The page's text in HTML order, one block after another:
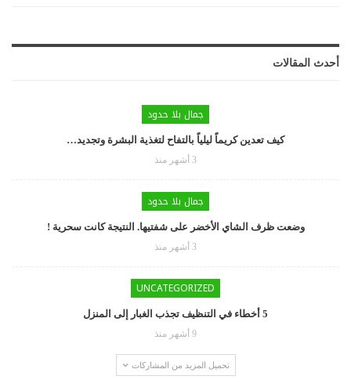
أحدث المقالات
جمال بلا حدود
كيف تعدين كريماً ليلياً بالتفاح لتغذية البشرة وتجديد…
3 أشهر منذ
جمال بلا حدود
وضعت ظرف الشاي الأخضر على شفتيها. النتيجة كانت سحرية !
3 أشهر منذ
UNCATEGORIZED
5 أخطاء في التنظيف تجذب الغبار إلى المنزل
9 أشهر منذ
تحميل المزيد من المشاركات